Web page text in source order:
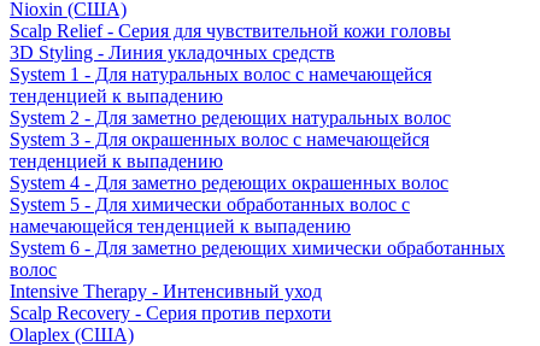
Nioxin (США)
Scalp Relief - Серия для чувствительной кожи головы
3D Styling - Линия укладочных средств
System 1 - Для натуральных волос с намечающейся
тенденцией к выпадению
System 2 - Для заметно редеющих натуральных волос
System 3 - Для окрашенных волос с намечающейся
тенденцией к выпадению
System 4 - Для заметно редеющих окрашенных волос
System 5 - Для химически обработанных волос с
намечающейся тенденцией к выпадению
System 6 - Для заметно редеющих химически обработанных
волос
Intensive Therapy - Интенсивный уход
Scalp Recovery - Серия против перхоти
Olaplex (США)